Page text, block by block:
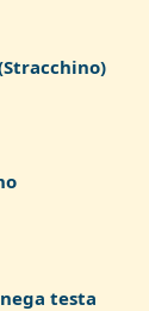
testa